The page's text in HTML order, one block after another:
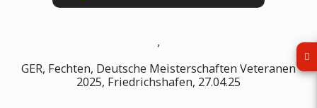
,
GER, Fechten, Deutsche Meisterschaften Veteranen
2025, Friedrichshafen, 27.04.25